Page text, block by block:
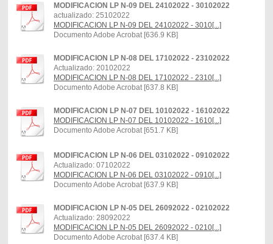
MODIFICACION LP N-09 DEL 24102022 - 30102022
actualizado: 25102022
MODIFICACION LP N-09 DEL 24102022 - 3010[...]
Documento Adobe Acrobat [636.9 KB]
MODIFICACION LP N-08 DEL 17102022 - 23102022
Actualizado: 20102022
MODIFICACION LP N-08 DEL 17102022 - 2310[...]
Documento Adobe Acrobat [637.8 KB]
MODIFICACION LP N-07 DEL 10102022 - 16102022
MODIFICACION LP N-07 DEL 10102022 - 1610[...]
Documento Adobe Acrobat [651.7 KB]
MODIFICACION LP N-06 DEL 03102022 - 09102022
Actualizado: 07102022
MODIFICACION LP N-06 DEL 03102022 - 0910[...]
Documento Adobe Acrobat [637.9 KB]
MODIFICACION LP N-05 DEL 26092022 - 02102022
Actualizado: 28092022
MODIFICACION LP N-05 DEL 26092022 - 0210[...]
Documento Adobe Acrobat [637.4 KB]